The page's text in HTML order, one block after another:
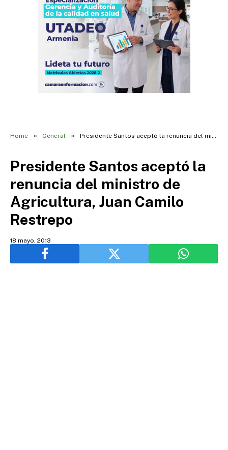
Home » General » Presidente Santos aceptó la renuncia del ministro de Agricultura, Juan Camilo Restrepo
Presidente Santos aceptó la
renuncia del ministro de
Agricultura, Juan Camilo
Restrepo
18 mayo, 2013